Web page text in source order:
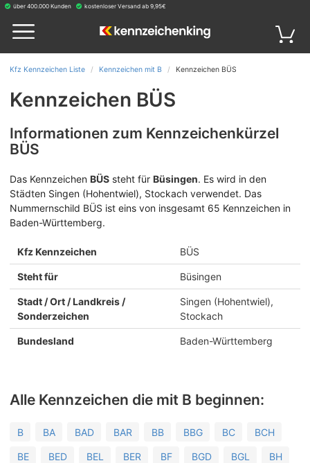
über 400.000 Kunden kostenloser Versand ab 9,95€
Kfz Kennzeichen Liste Kennzeichen mit B Kennzeichen BÜS
Kennzeichen BÜS
Informationen zum Kennzeichenkürzel
BÜS
Das Kennzeichen BÜS steht für Büsingen. Es wird in den
Städten Singen (Hohentwiel), Stockach verwendet. Das
Nummernschild BÜS ist eins von insgesamt 65 Kennzeichen in
Baden-Württemberg.
Kfz Kennzeichen BÜS
Steht für Büsingen
Stadt / Ort / Landkreis /
Sonderzeichen
Singen (Hohentwiel),
Stockach
Bundesland Baden-Württemberg
Alle Kennzeichen die mit B beginnen:
B BA BAD BAR BB BBG BC BCH
BE BED BEL BER BF BGD BGL BH